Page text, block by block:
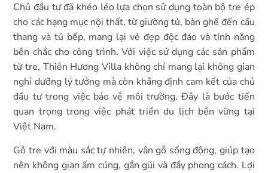
Chủ đầu tư đã khéo léo lựa chọn sử dụng toàn bộ tre ép
cho các hạng mục nội thất, từ giường tủ, bàn ghế đến cầu
thang và tủ bếp, mang lại vẻ đẹp độc đáo và tính năng
bền chắc cho công trình. Với việc sử dụng các sản phẩm
từ tre, Thiên Hương Villa không chỉ mang lại không gian
nghỉ dưỡng lý tưởng mà còn khẳng định cam kết của chủ
đầu tư trong việc bảo vệ môi trường. Đây là bước tiến
quan trọng trong việc phát triển du lịch bền vững tại
Việt Nam.
Gỗ tre với màu sắc tự nhiên, vân gỗ sống động, giúp tạo
nên không gian ấm cúng, gần gũi và đầy phong cách. Lợi